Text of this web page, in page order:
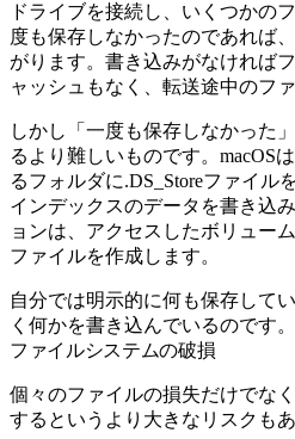
ドライブを接続し、いくつかの
度も保存しなかったのであれば
がります。書き込みがなければ
ャッシュもなく、転送途中のフ
しかし「一度も保存しなかった
るより難しいものです。macOS
るフォルダに.DS_Storeファイル
インデックスのデータを書き込
ョンは、アクセスしたボリュー
ファイルを作成します。
自分では明示的に何も保存して
く何かを書き込んでいるのです。
ファイルシステムの破損
個々のファイルの損失だけでな
するというより大きなリスクもあ